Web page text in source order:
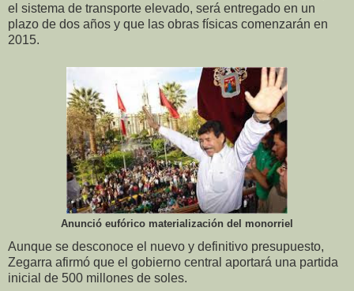
el sistema de transporte elevado, será entregado en un
plazo de dos años y que las obras físicas comenzarán en
2015.
Anunció eufórico materialización del monorriel
Aunque se desconoce el nuevo y definitivo presupuesto,
Zegarra afirmó que el gobierno central aportará una partida
inicial de 500 millones de soles.